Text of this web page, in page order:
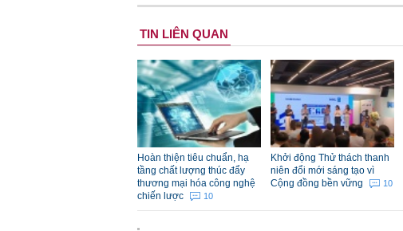
TIN LIÊN QUAN
Hoàn thiện tiêu chuẩn, hạ
tầng chất lượng thúc đẩy
thương mại hóa công nghệ
chiến lược
10
Khởi động Thử thách thanh
niên đổi mới sáng tạo vì
Cộng đồng bền vững
10